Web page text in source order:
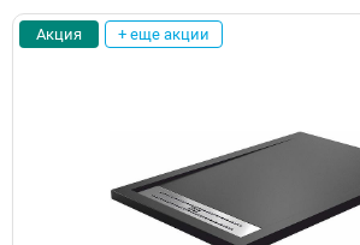
Акция + еще акции